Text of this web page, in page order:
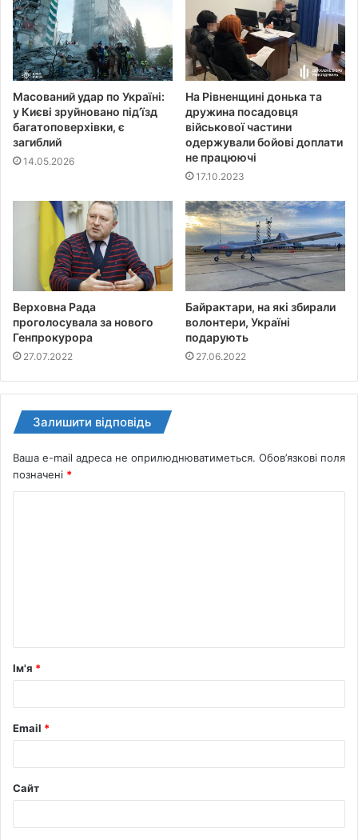
Масований удар по Україні:
у Києві зруйновано під’їзд
багатоповерхівки, є
загиблий
14.05.2026
На Рівненщині донька та
дружина посадовця
військової частини
одержували бойові доплати
не працюючі
17.10.2023
Верховна Рада
проголосувала за нового
Генпрокурора
27.07.2022
Байрактари, на які збирали
волонтери, Україні
подарують
27.06.2022
Залишити відповідь
Ваша e-mail адреса не оприлюднюватиметься. Обов’язкові поля
позначені *
Ім'я *
Email *
Сайт